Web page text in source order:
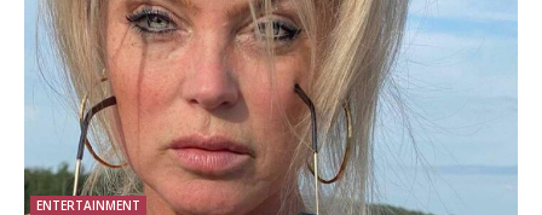
ENTERTAINMENT